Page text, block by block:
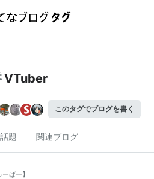
VTuber
このタグでブログを書く
題 関連ブログ
ーばー】